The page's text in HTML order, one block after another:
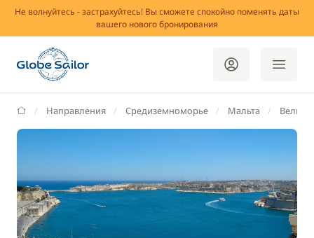
Не волнуйтесь - застрахуйтесь! Вы сможете спокойно поменять даты
вашего нового бронирования
GlobeSailor
Направления Средиземноморье Мальта